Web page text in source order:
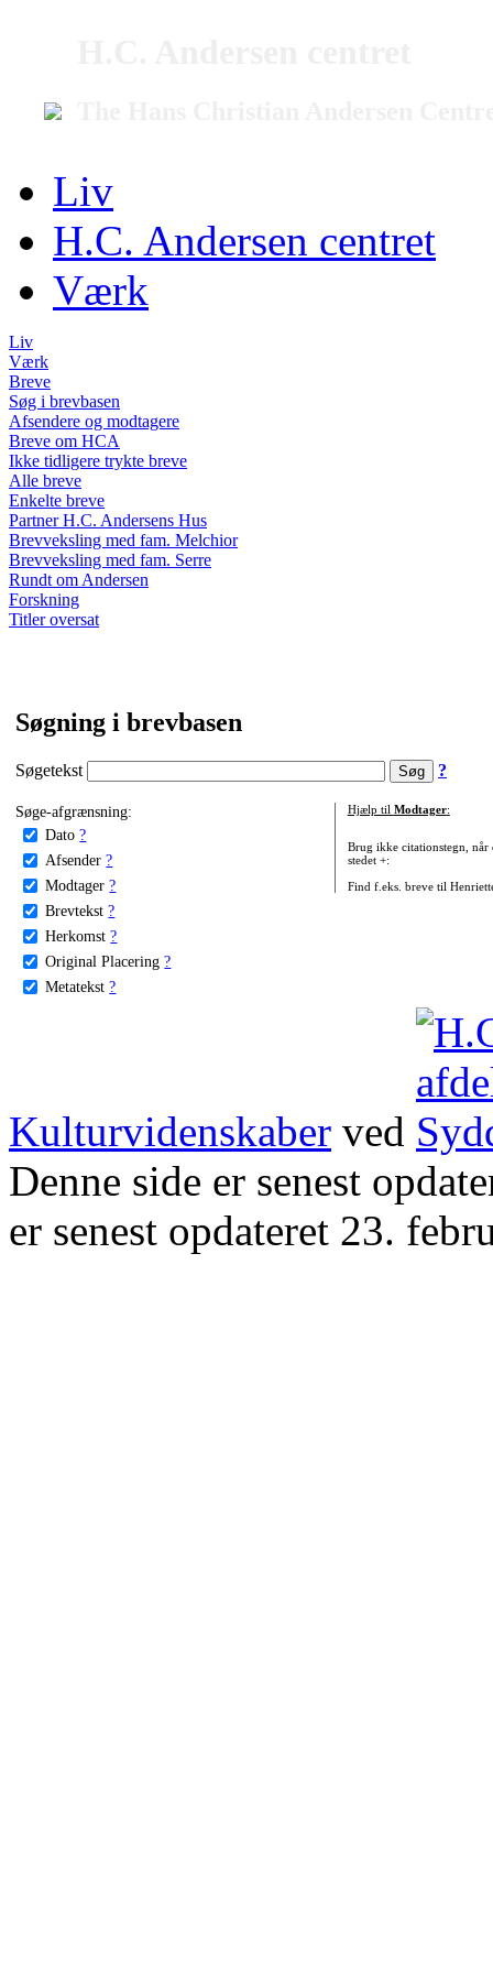
Liv
H.C. Andersen centret
Værk
Liv
Værk
Breve
Søg i brevbasen
Afsendere og modtagere
Breve om HCA
Ikke tidligere trykte breve
Alle breve
Enkelte breve
Partner H.C. Andersens Hus
Brevveksling med fam. Melchior
Brevveksling med fam. Serre
Rundt om Andersen
Forskning
Titler oversat
Søgning i brevbasen
Søgetekst ?
Søge-afgrænsning:
Dato ?
Afsender ?
Modtager ?
Brevtekst ?
Herkomst ?
Original Placering ?
Metatekst ?
Hjælp til Modtager:
Brug ikke citationstegn, når
stedet +:
Find f.eks. breve til
Kulturvidenskaber ved
Denne side er senest
er senest opdateret 23.